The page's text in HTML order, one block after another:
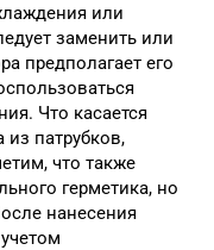
или
заменить или
предполагает его
Что касается
из патрубков,
что также
герметика, но
нанесения